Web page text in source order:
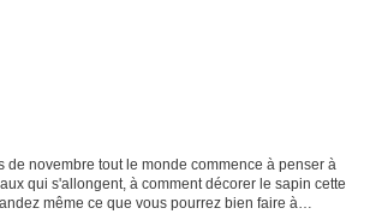
de novembre tout le monde commence à penser à
qui s'allongent, à comment décorer le sapin cette
même ce que vous pourrez bien faire à